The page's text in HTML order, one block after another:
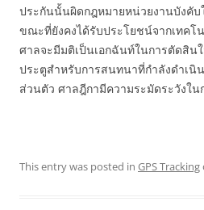
ประกันนั้นผิดกฎหมายหน่วยงานบังคั
ขณะที่ยังคงได้รับประโยชน์จากเทคโ
ศาลจะมีมติเป็นเอกฉันท์ในการตัดสิน
ประตูสำหรับการสนทนาที่กำลังดำเนิ
ส่วนตัว ศาลฎีกามีความระมัดระวังใ
This entry was posted in GPS Tracking